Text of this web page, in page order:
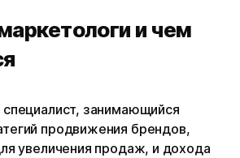
и чем
специалист, занимающийся
продвижения брендов,
увеличения продаж, и дохода